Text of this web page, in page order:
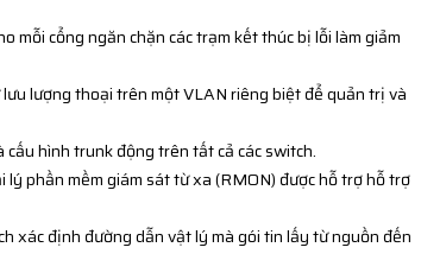
mỗi cổng ngăn chặn các trạm kết thúc bị lỗi làm giảm
lượng thoại trên một VLAN riêng biệt để quản trị và
hình trunk động trên tất cả các switch.
phần mềm giám sát từ xa (RMON) được hỗ trợ hỗ trợ
xác định đường dẫn vật lý mà gói tin lấy từ nguồn đến